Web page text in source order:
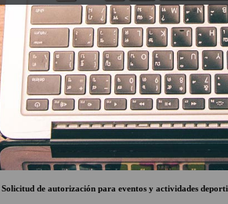
Solicitud de autorización para eventos y actividades